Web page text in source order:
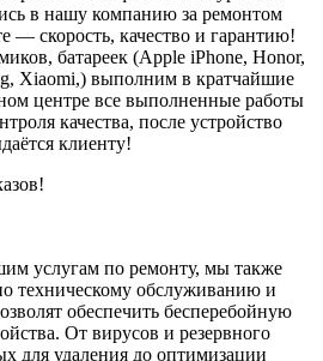
в нашу компанию за ремонтом
— скорость, качество и гарантию!
батареек (Apple iPhone, Honor,
Xiaomi,) выполним в кратчайшие
центре все выполненные работы
качества, после устройство
клиенту!
услугам по ремонту, мы также
техническому обслуживанию и
обеспечить бесперебойную
От вирусов и резервного
для удаления до оптимизации